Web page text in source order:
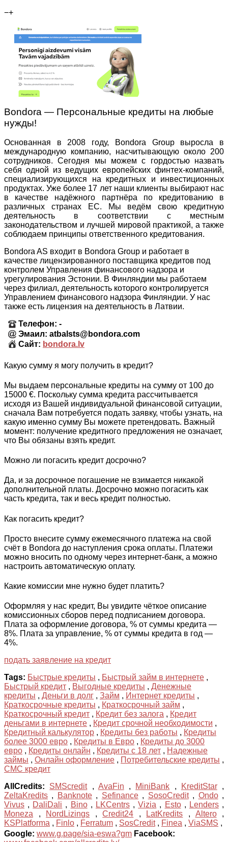
−+
Bondora — Персональные кредиты на любые
нужды!
Основанная в 2008 году, Bondora Group выросла в
международную компанию, насчитывающую около 200
сотрудников. Сегодня мы можем с гордостью назвать
себя одной из ведущих европейских финтех-компаний,
специализирующихся на кредитных и инвестиционных
продуктах. Уже более 17 лет наши клиенты выбирают нас
в качестве надёжного партнёра по кредитованию в
различных странах ЕС. Мы ведём свою кредитную
деятельность в соответствии с местным
законодательством и лучшей мировой практикой, а также
соблюдаем принципы ответственного кредитования.
Bondora AS входит в Bondora Group и работает в
качестве лицензированного поставщика кредитов под
контролем Управления финансового надзора и
урегулирования Эстонии. В Финляндии мы работаем
через филиал, деятельность которого контролируется
Управлением финансового надзора Финляндии. У нас
также есть лицензия на деятельность в Латвии.
Телефон: -
Эмаил: atbalsts@bondora.com
Сайт: bondora.lv
Какую сумму я могу получить в кредит?
Мы выдаем персональные кредиты на сумму от 100 до
15000 €. Поскольку сумма кредита рассчитывается
исходя из Вашей индивидуальной финансовой ситуации,
сначала Вам потребуется подать заявку, чтобы узнать, на
какую именно сумму Вы можете претендовать. Важный
момент: получение кредитного предложения не означает,
что Вы обязаны взять кредит.
Можно ли погасить кредит досрочно?
Да, и за досрочное погашение не взимается никакой
дополнительной платы. Досрочно можно погасить как
часть кредита, так и весь кредит полностью.
Как погасить кредит?
Просто внесите сумму ежемесячного платежа на свой
счёт в Bondora до наступления срока оплаты. Платежи
можно вносить по одному через интернет-банк, а можно
настроить автоматическую оплату.
Какие комиссии мне нужно будет платить?
Оформляя у нас кредит, Вы увидите чёткое описание
комиссионных сборов перед подписанием договора.
Плата за оформление договора, % от суммы кредита —
8%. Плата за управление, % от суммы кредита в год —
4%.
подать заявление на кредит
Tags: Быстрые кредиты , Быстрый займ в интернете ,
Быстрый кредит , Выгодные кредиты , Денежные
кредиты , Деньги в долг , Займ , Интернет кредиты ,
Краткосрочные кредиты , Краткосрочный займ ,
Краткосрочный кредит , Кредит без залога , Кредит
деньгами в интернете , Кредит срочной необходимости ,
Кредитный калькулятор , Кредиты без работы , Кредиты
более 3000 евро , Кредиты в Евро , Кредиты до 3000
евро , Кредиты онлайн , Кредиты с 18 лет , Надежные
займы , Онлайн оформление , Потребительские кредиты ,
СМС кредит
AllCredits:
SMScredit, AvaFin , MiniBank , KreditStar,
ZeltaKredits , Banknote, Sefinance, SosoCredit, Ondo,
Vivus , DaliDali , Bino, LKCentrs,Vizia , Esto, Lenders,
Moneza , NordLizings ,Credit24 , LatKredits , Altero,
KSPlatforma , Finlo , Ferratum , SosCredit, Finea , ViaSMS ,
Google: www.g.page/sia-eswa?gm Facebook: